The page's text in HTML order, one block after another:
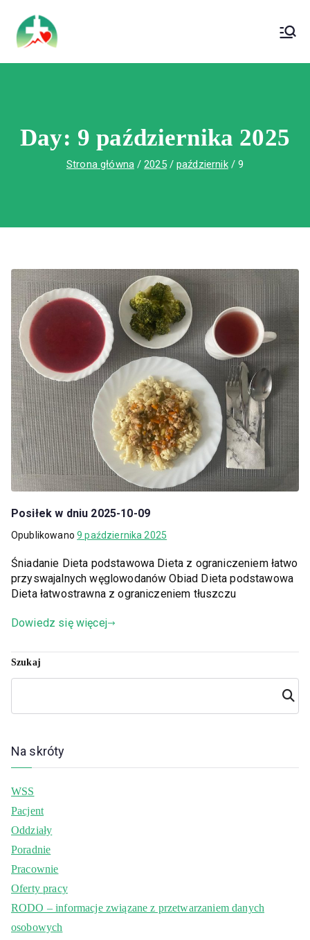
treści
Wojewódzki Szpital Specjalistyczny im.
Św. Rafała w Czerwonej Górze
Day: 9 października 2025
Strona główna 2025 październik 9
Posiłek w dniu 2025-10-09
Opublikowano9 października 2025
Śniadanie Dieta podstawowa Dieta z ograniczeniem łatwo
przyswajalnych węglowodanów Obiad Dieta podstawowa
Dieta łatwostrawna z ograniczeniem tłuszczu
Dowiedz się więcej
Szukaj
Szuka
j
Na skróty
WSS
Pacjent
Oddziały
Poradnie
Pracownie
Oferty pracy
RODO – informacje związane z przetwarzaniem danych
osobowych